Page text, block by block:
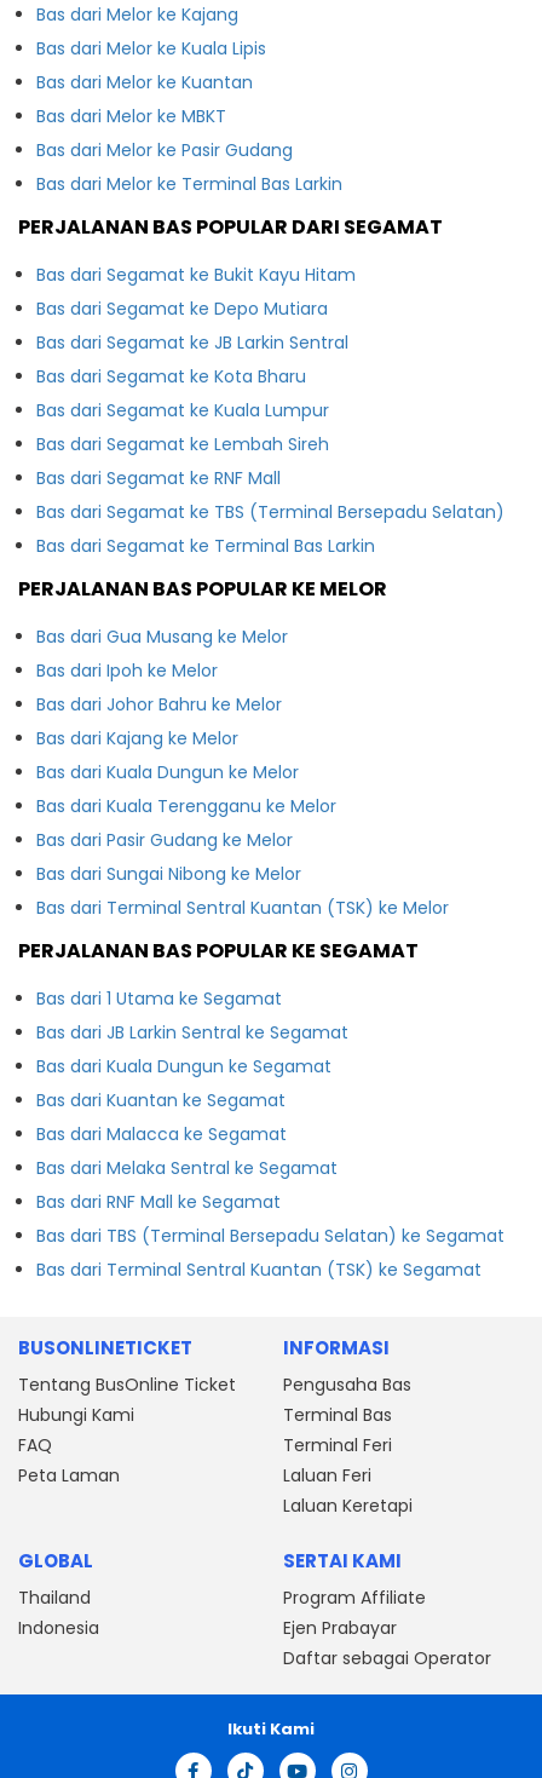
Bas dari Melor ke Kajang
Bas dari Melor ke Kuala Lipis
Bas dari Melor ke Kuantan
Bas dari Melor ke MBKT
Bas dari Melor ke Pasir Gudang
Bas dari Melor ke Terminal Bas Larkin
PERJALANAN BAS POPULAR DARI SEGAMAT
Bas dari Segamat ke Bukit Kayu Hitam
Bas dari Segamat ke Depo Mutiara
Bas dari Segamat ke JB Larkin Sentral
Bas dari Segamat ke Kota Bharu
Bas dari Segamat ke Kuala Lumpur
Bas dari Segamat ke Lembah Sireh
Bas dari Segamat ke RNF Mall
Bas dari Segamat ke TBS (Terminal Bersepadu Selatan)
Bas dari Segamat ke Terminal Bas Larkin
PERJALANAN BAS POPULAR KE MELOR
Bas dari Gua Musang ke Melor
Bas dari Ipoh ke Melor
Bas dari Johor Bahru ke Melor
Bas dari Kajang ke Melor
Bas dari Kuala Dungun ke Melor
Bas dari Kuala Terengganu ke Melor
Bas dari Pasir Gudang ke Melor
Bas dari Sungai Nibong ke Melor
Bas dari Terminal Sentral Kuantan (TSK) ke Melor
PERJALANAN BAS POPULAR KE SEGAMAT
Bas dari 1 Utama ke Segamat
Bas dari JB Larkin Sentral ke Segamat
Bas dari Kuala Dungun ke Segamat
Bas dari Kuantan ke Segamat
Bas dari Malacca ke Segamat
Bas dari Melaka Sentral ke Segamat
Bas dari RNF Mall ke Segamat
Bas dari TBS (Terminal Bersepadu Selatan) ke Segamat
Bas dari Terminal Sentral Kuantan (TSK) ke Segamat
BUSONLINETICKET
Tentang BusOnline Ticket
Hubungi Kami
FAQ
Peta Laman
INFORMASI
Pengusaha Bas
Terminal Bas
Terminal Feri
Laluan Feri
Laluan Keretapi
GLOBAL
Thailand
Indonesia
SERTAI KAMI
Program Affiliate
Ejen Prabayar
Daftar sebagai Operator
Ikuti Kami